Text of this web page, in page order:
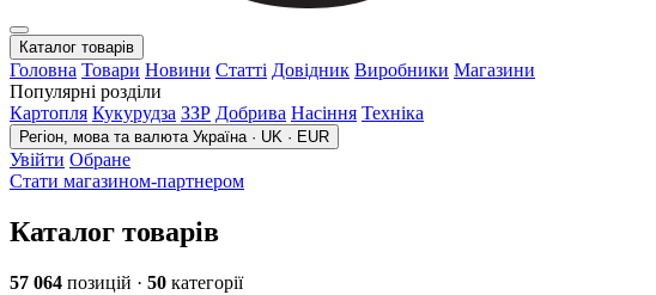
Каталог товарів
Головна Товари Новини Статті Довідник Виробники Магазини
Популярні розділи
Картопля Кукурудза ЗЗР Добрива Насіння Техніка
Регіон, мова та валюта Україна · UK · EUR
Увійти Обране
Стати магазином-партнером
Каталог товарів
57 064 позицій · 50 категорії